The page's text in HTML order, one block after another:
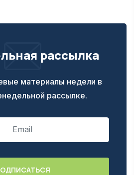
рассылка
материалы недели в
рассылке.